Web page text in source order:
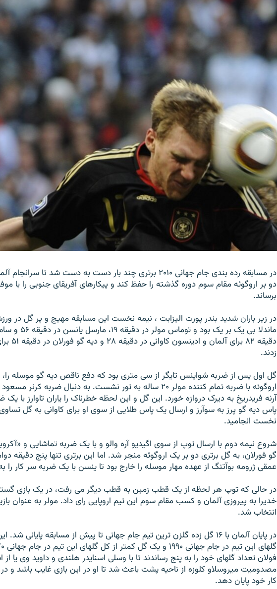
در مسابقه رده بندی جام جهانی ۲۰۱۰ برتری چند بار دست به دست شد تا
دو بر اروگوئه مقام سوم دوره گذشته را حفظ کند و پيکارهای آفريقای جنوبی را با
برساند.
در زير باران شديد بندر پورت اليزابت ، نيمه نخست اين مسابقه مهيج و پر گل در
ماندلا بی يک بر يک بود و
دقيقه ۸۲
زدند.
گل اول پس از ضربه شواينس تايگر از سی متری بود که دفع ناقص ديه گو موسله را،
اروگوئه با ضربه تمام کننده مولر ۲۰ ساله به تور نشست. به دنبال ضربه
آرنه فريدريخ به ديرک دروازه خورد. اين گل و اين لحظه خطرناک را ياران تاوارز با
پاس ديه گو پرز به سوآرز و ارسال يک پاس طلايی از سوی او برای کاوانی به گل
نخست انجاميد.
شروع نيمه دوم با ارسال توپ از سوی اگيديو آره والو و با يک ضربه تماشايی و
گو فورلان، به گل برتری دو بر يک اروگوئه منجر شد. اما اين برتری تنها پنج دقيقه
عمقی ژرومه بوآتنگ از عهده مهار موسله را خارج بود تا ينسن با يک ضربه سر کار را
در حالی که توپ هر لحظه از يک قطب زمين به قطب ديگر می رفت، در يک بازی
خديرا به پيروزی آلمان و کسب مقام سوم اين تيم اروپايی رای داد. مولر به عنوان
انتخاب شد.
در پايان آلمان با ۱۶ گل زده گلزن ترين تيم جام جهانی تا پيش از مسابقه پايانی شد.
فولان تعداد گلهای خود را به پنج رساندند تا با وسلی اسنايدر هلندی و داويد وی يا از
مصدوميت ميروسلاو کلوزه از ناحيه پشت باعث شد تا او در اين بازی غايب باشد و
کار خود پايان دهد.